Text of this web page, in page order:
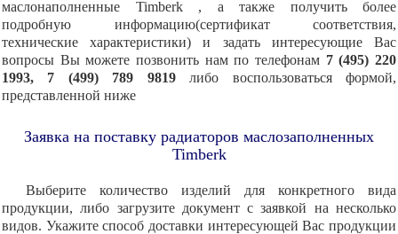
маслонаполненные Timberk , а также получить более
подробную информацию(сертификат соответствия,
технические характеристики) и задать интересующие Вас
вопросы Вы можете позвонить нам по телефонам 7 (495) 220
1993, 7 (499) 789 9819либо воспользоваться формой,
представленной ниже
Заявка на поставку радиаторов маслозаполненных
Timberk
Выберите количество изделий для конкретного вида
продукции, либо загрузите документ с заявкой на несколько
видов. Укажите способ доставки интересующей Вас продукции